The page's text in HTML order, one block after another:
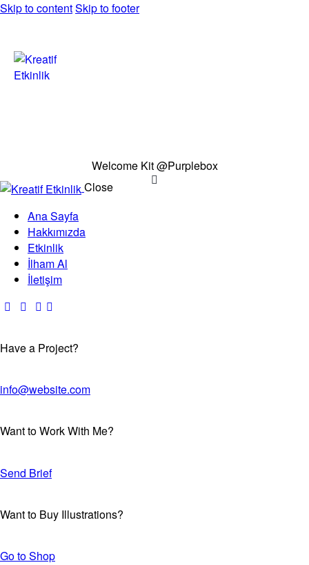
Skip to contentSkip to footer
Welcome Kit @Purplebox
Close
Ana Sayfa
Hakkımızda
Etkinlik
İlham Al
İletişim
Have a Project?
info@website.com
Want to Work With Me?
Send Brief
Want to Buy Illustrations?
Go to Shop